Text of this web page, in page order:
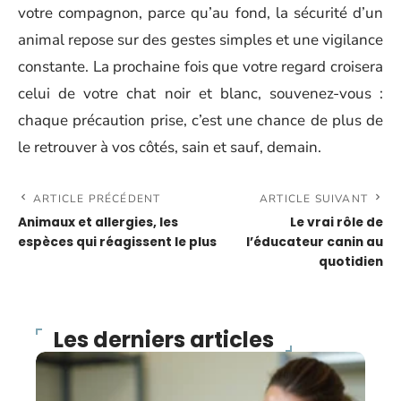
votre compagnon, parce qu’au fond, la sécurité d’un
animal repose sur des gestes simples et une vigilance
constante. La prochaine fois que votre regard croisera
celui de votre chat noir et blanc, souvenez-vous :
chaque précaution prise, c’est une chance de plus de
le retrouver à vos côtés, sain et sauf, demain.
ARTICLE PRÉCÉDENT
Animaux et allergies, les
espèces qui réagissent le plus
ARTICLE SUIVANT
Le vrai rôle de
l’éducateur canin au
quotidien
Les derniers articles